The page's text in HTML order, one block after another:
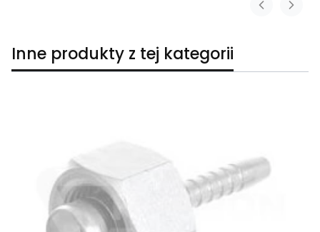
Inne produkty z tej kategorii